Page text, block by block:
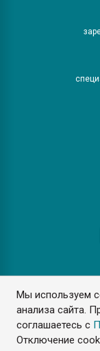
Мы используем
анализа сайта.
соглашаетесь с
Отключение
Разрешается